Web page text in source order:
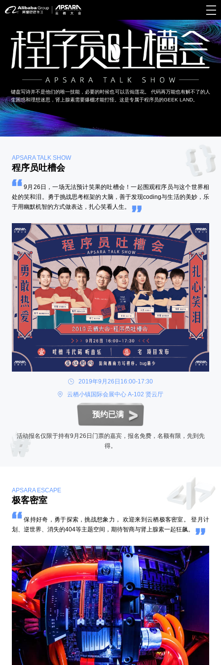
键盘写诗并不是他们的唯一技能，必要的时候也可以舌灿莲花。 代码再万能也有解不了的人
生困惑和理想迷思，肾上腺素需要爆棚才能打怪。这是专属于程序员的GEEK LAND。
APSARA TALK SHOW
程序员吐槽会
9月26日，一场无法预计笑果的吐槽会！一起围观程序员与这个世界相
处的笑和泪。勇于挑战思考框架的大脑，善于发现coding与生活的美妙，乐
于用幽默机智的方式做表达，扎心笑看人生。
2019年9月26日16:00-17:30
云栖小镇国际会展中心 A-102 贤云厅
预约已满
活动报名仅限于持有9月26日门票的嘉宾，报名免费，名额有限，先到先
得。
APSARA ESCAPE
极客密室
保持好奇，勇于探索，挑战想象力， 欢迎来到云栖极客密室。 登月计
划、逆世界、消失的404等主题空间，期待智商与肾上腺素一起狂飙。